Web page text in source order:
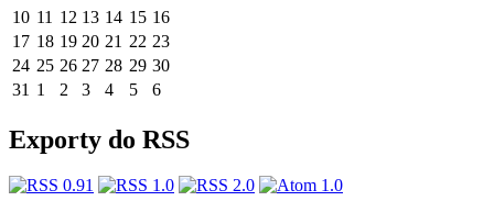
10 11 12 13 14 15 16
17 18 19 20 21 22 23
24 25 26 27 28 29 30
31 1 2 3 4 5 6
Exporty do RSS